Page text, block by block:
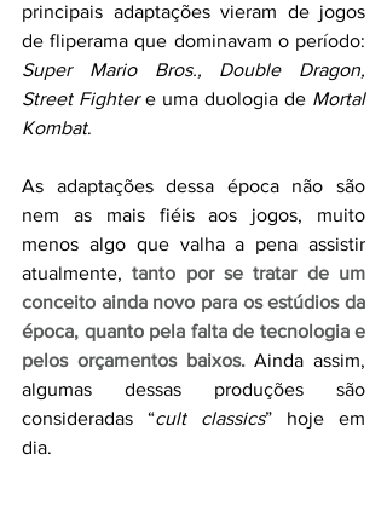
principais adaptações vieram de jogos
Super Mario Bros., Double Dragon,
Street Fighter e uma duologia de Mortal
Kombat.
As adaptações dessa época não são
nem as mais fiéis aos jogos, muito
menos algo que valha a pena assistir
atualmente, tanto por se tratar de um
conceito ainda novo para os estúdios da
época, quanto pela falta de tecnologia e
pelos orçamentos baixos. Ainda assim,
algumas dessas produções são
consideradas “cult classics” hoje em
dia.